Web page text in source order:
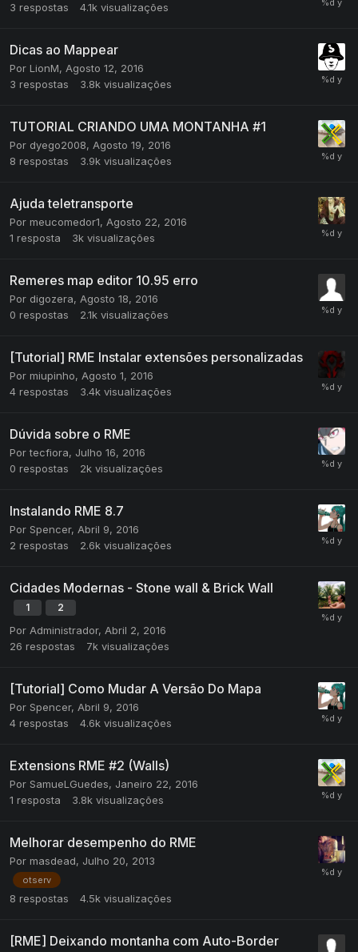
3 respostas 4.1k visualizações
Dicas ao Mappear
Por LionM, Agosto 12, 2016
3 respostas 3.8k visualizações
TUTORIAL CRIANDO UMA MONTANHA #1
Por dyego2008, Agosto 19, 2016
8 respostas 3.9k visualizações
Ajuda teletransporte
Por meucomedor1, Agosto 22, 2016
1 resposta 3k visualizações
Remeres map editor 10.95 erro
Por digozera, Agosto 18, 2016
0 respostas 2.1k visualizações
[Tutorial] RME Instalar extensões personalizadas
Por miupinho, Agosto 1, 2016
4 respostas 3.4k visualizações
Dúvida sobre o RME
Portecfiora, Julho 16, 2016
0 respostas 2k visualizações
Instalando RME 8.7
Por Spencer, Abril 9, 2016
2 respostas 2.6k visualizações
Cidades Modernas - Stone wall & Brick Wall
1 2
Por Administrador, Abril 2, 2016
26 respostas 7k visualizações
[Tutorial] Como Mudar A Versão Do Mapa
Por Spencer, Abril 9, 2016
4 respostas 4.6k visualizações
Extensions RME #2 (Walls)
Por SamueLGuedes, Janeiro 22, 2016
1 resposta 3.8k visualizações
Melhorar desempenho do RME
Por masdead, Julho 20, 2013
otserv
8 respostas 4.5k visualizações
[RME] Deixando montanha com Auto-Border